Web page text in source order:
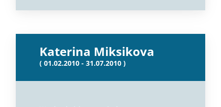
Katerina Miksikova
( 01.02.2010 - 31.07.2010 )